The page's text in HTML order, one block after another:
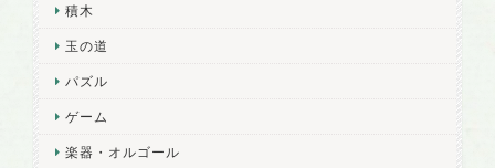
積木
玉の道
パズル
ゲーム
楽器・オルゴール